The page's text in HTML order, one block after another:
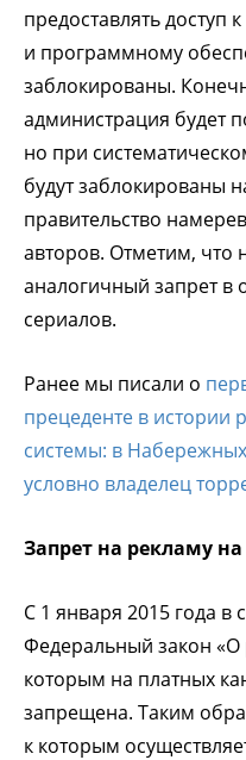
предоставлять доступ
и программному
заблокированы.
администрация будет
но при
будут заблокированы
правительство
авторов. Отметим, что
аналогичный запрет
сериалов.
Ранее мы писали о
прецеденте в истории
системы: в
условно владелец
Запрет на рекламу
С 1 января 2015 года в
Федеральный закон «О
которым на платных
запрещена. Таким
к которым